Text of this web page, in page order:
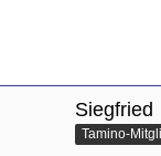
Siegfried
Tamino-